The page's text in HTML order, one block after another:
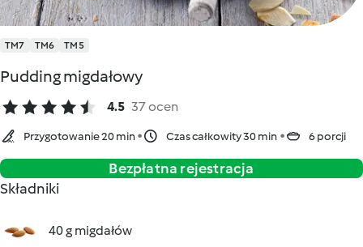
TM7 TM6 TM5
Pudding migdałowy
4.5 37 ocen
Przygotowanie 20 min Czas całkowity 30 min 6 porcji
Bezpłatna rejestracja
Składniki
40 g migdałów